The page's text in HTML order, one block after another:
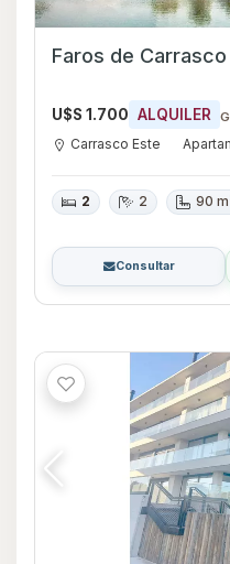
Faros de
U$S 1.700 ALQUILER
Carrasco Este
2 2 90
Consultar